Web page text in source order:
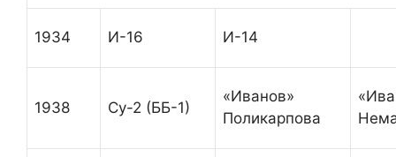
1934 И-16 И-14
1938 Су-2 (ББ-1)
«Иванов»
Поликарпова